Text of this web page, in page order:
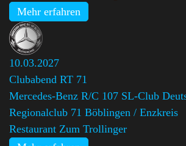
Mehr erfahren
10.03.2027
Clubabend RT 71
Mercedes-Benz R/C 107 SL-Club
Regionalclub 71 Böblingen / Enzkreis
Restaurant Zum Trollinger